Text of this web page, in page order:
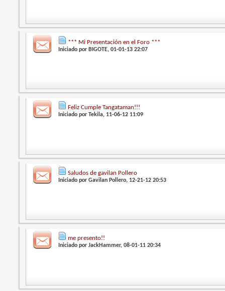
*** Mi Presentación en el Foro ***
Iniciado por BIGOTE, 01-01-13 22:07
Feliz Cumple Tangataman!!!
Iniciado porTekila, 11-06-12 11:09
Saludos de gavilan Pollero
Iniciado porGavilan Pollero, 12-21-12 20:53
me presento!!
Iniciado porJackHammer, 08-01-11 20:34